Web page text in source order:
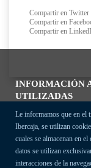
INFORMACIÓN
UTILIZADAS
Le informamos que en el
Ibercaja, se utilizan
cuales se almacenan en
datos se utilizan
interacciones de la
Compartir en Twitter
Compartir en
Compartir en